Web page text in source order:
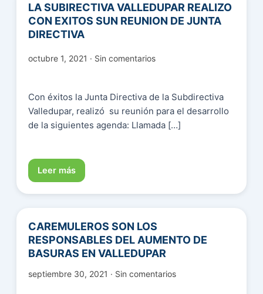
LA SUBIRECTIVA VALLEDUPAR REALIZO
CON EXITOS SUN REUNION DE JUNTA
DIRECTIVA
octubre 1, 2021 · Sin comentarios
Con éxitos la Junta Directiva de la Subdirectiva
Valledupar, realizó su reunión para el desarrollo
de la siguientes agenda: Llamada […]
Leer más
CAREMULEROS SON LOS
RESPONSABLES DEL AUMENTO DE
BASURAS EN VALLEDUPAR
septiembre 30, 2021 · Sin comentarios